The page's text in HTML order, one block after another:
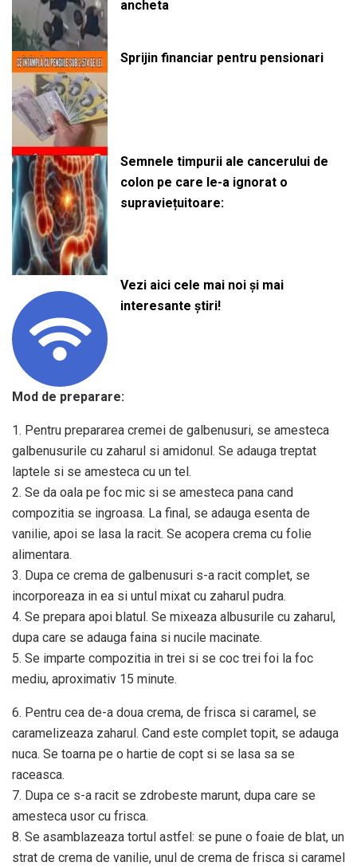
ancheta
Sprijin financiar pentru pensionari
Semnele timpurii ale cancerului de
colon pe care le-a ignorat o
supraviețuitoare:
Vezi aici cele mai noi și mai
interesante știri!
Mod de preparare:
1. Pentru prepararea cremei de galbenusuri, se amesteca
galbenusurile cu zaharul si amidonul. Se adauga treptat
laptele si se amesteca cu un tel.
2. Se da oala pe foc mic si se amesteca pana cand
compozitia se ingroasa. La final, se adauga esenta de
vanilie, apoi se lasa la racit. Se acopera crema cu folie
alimentara.
3. Dupa ce crema de galbenusuri s-a racit complet, se
incorporeaza in ea si untul mixat cu zaharul pudra.
4. Se prepara apoi blatul. Se mixeaza albusurile cu zaharul,
dupa care se adauga faina si nucile macinate.
5. Se imparte compozitia in trei si se coc trei foi la foc
mediu, aproximativ 15 minute.
6. Pentru cea de-a doua crema, de frisca si caramel, se
caramelizeaza zaharul. Cand este complet topit, se adauga
nuca. Se toarna pe o hartie de copt si se lasa sa se
raceasca.
7. Dupa ce s-a racit se zdrobeste marunt, dupa care se
amesteca usor cu frisca.
8. Se asamblazeaza tortul astfel: se pune o foaie de blat, un
strat de crema de vanilie, unul de crema de frisca si caramel